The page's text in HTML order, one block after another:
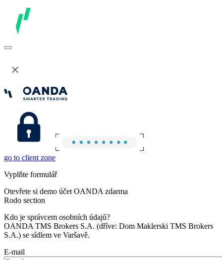
go to client zone
Vyplňte formulář
Otevřete si demo účet OANDA zdarma
Rodo section
Kdo je správcem osobních údajů?
OANDA TMS Brokers S.A. (dříve: Dom Maklerski TMS Brokers
S.A.) se sídlem ve Varšavě.
E-mail